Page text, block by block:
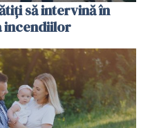
să intervină în
incendiilor